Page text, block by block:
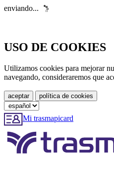
enviando...
USO DE COOKIES
Utilizamos cookies para mejorar
navegando, consideraremos que
Mi trasmapicard